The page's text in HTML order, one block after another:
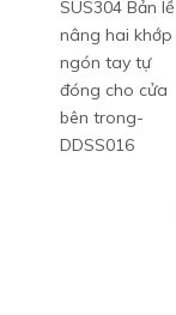
SUS304 Bản lề
nâng hai khớp
ngón tay tự
đóng cho cửa
bên trong-
DDSS016